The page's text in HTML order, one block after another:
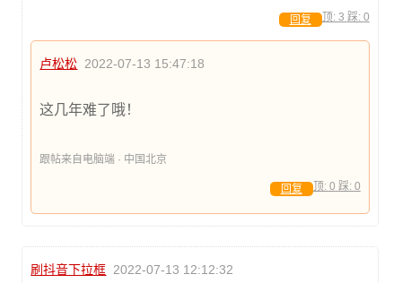
顶: 3 踩: 0
回复
卢松松 2022-07-13 15:47:18
这几年难了哦！
跟帖来自电脑端 · 中国北京
顶: 0 踩: 0
回复
刷抖音下拉框 2022-07-13 12:12:32